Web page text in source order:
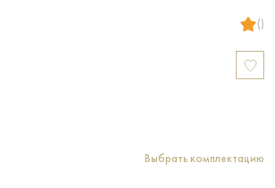
()
Выбрать комплектацию